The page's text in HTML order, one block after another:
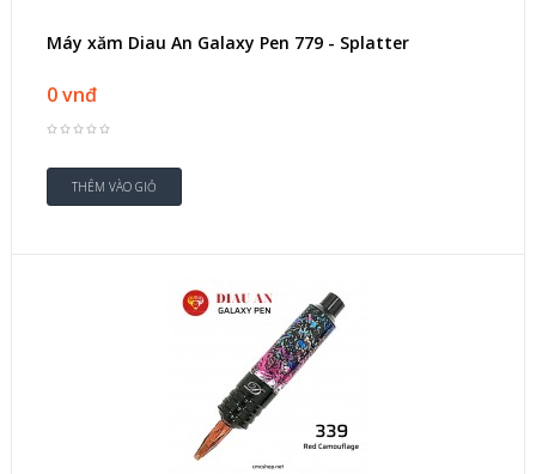
Máy xăm Diau An Galaxy Pen 779 - Splatter
0 vnđ